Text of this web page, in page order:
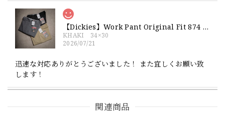
【Dickies】Work Pant Original Fit 874 新品 ディッキーズ オリジナルフィット ワークパンツ
KHAKI 34×30
2026/07/21
迅速な対応ありがとうございました！ また宜しくお願い致
します！
関連商品